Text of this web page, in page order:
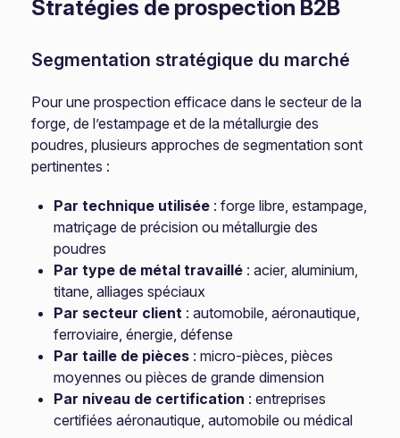
Stratégies de prospection B2B
Segmentation stratégique du marché
Pour une prospection efficace dans le secteur de la
forge, de l’estampage et de la métallurgie des
poudres, plusieurs approches de segmentation sont
pertinentes :
Par technique utilisée : forge libre, estampage,
matriçage de précision ou métallurgie des
poudres
Par type de métal travaillé : acier, aluminium,
titane, alliages spéciaux
Par secteur client : automobile, aéronautique,
ferroviaire, énergie, défense
Par taille de pièces : micro-pièces, pièces
moyennes ou pièces de grande dimension
Par niveau de certification : entreprises
certifiées aéronautique, automobile ou médical